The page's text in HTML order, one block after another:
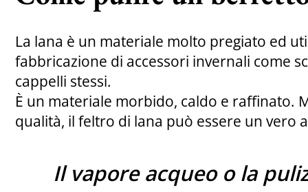
La lana è un materiale molto pregiato ed
fabbricazione di accessori invernali come
cappelli stessi.
È un materiale morbido, caldo e raffinato.
qualità, il feltro di lana può essere un vero
Il vapore acqueo o la